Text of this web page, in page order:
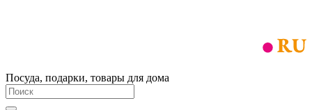
Посуда, подарки, товары для дома